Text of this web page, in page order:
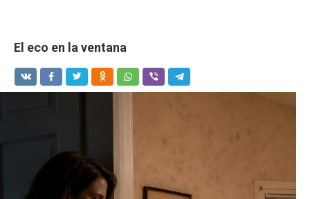
El eco en la ventana